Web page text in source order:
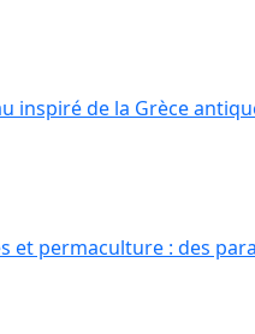
inspiré de la Grèce
et permaculture : des